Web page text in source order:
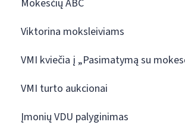
Mokesčių ABC
Viktorina moksleiviams
VMI kviečia į „Pasimatymą su
VMI turto aukcionai
Įmonių VDU palyginimas